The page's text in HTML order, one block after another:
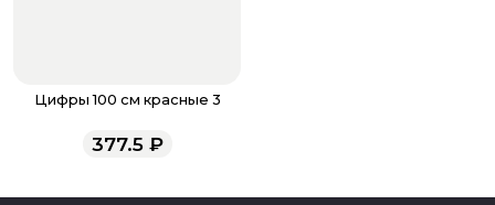
Цифры 100 см красные 3
377.5₽